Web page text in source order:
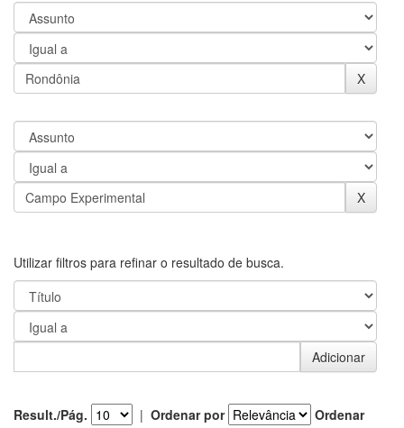
Utilizar filtros para refinar o resultado de busca.
Result./Pág. | Ordenar por
Ordenar